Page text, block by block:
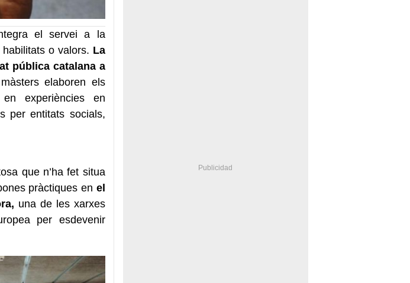
el servei a la
o valors. La
pública catalana a
elaboren els
experiències en
per entitats socials,
que n’ha fet situa
pràctiques en el
una de les xarxes
per esdevenir